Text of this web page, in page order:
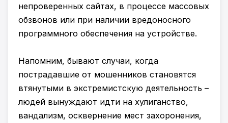
непроверенных сайтах, в процессе массовых
обзвонов или при наличии вредоносного
программного обеспечения на устройстве.
Напомним, бывают случаи, когда
пострадавшие от мошенников становятся
втянутыми в экстремистскую деятельность –
людей вынуждают идти на хулиганство,
вандализм, осквернение мест захоронения,